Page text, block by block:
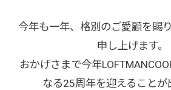
今年も一年、格別のご愛顧を賜
申し上げます。
おかげさまで今年
なる25周年を迎えることが